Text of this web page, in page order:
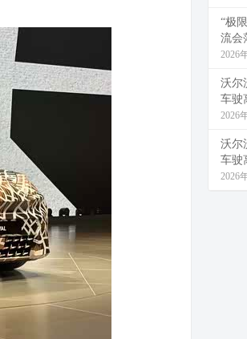
“极
流会
2026
沃尔
车驶
2026
沃尔
车驶
2026